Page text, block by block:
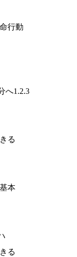
行動
へ1.2.3
る
本
る